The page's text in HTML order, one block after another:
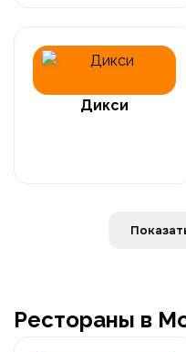
Дикси
Рестораны в